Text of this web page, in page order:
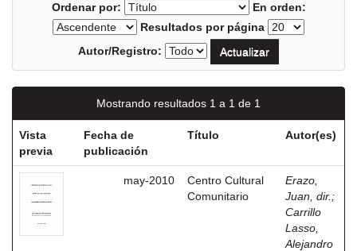
Ordenar por:
En orden:
Resultados por página
Autor/Registro:
Mostrando resultados 1 a 1 de 1
Vista
previa
Fecha de
publicación
Título Autor(es)
may-2010
Centro Cultural
Comunitario
Erazo,
Juan, dir. ;
Carrillo
Lasso,
Alejandro